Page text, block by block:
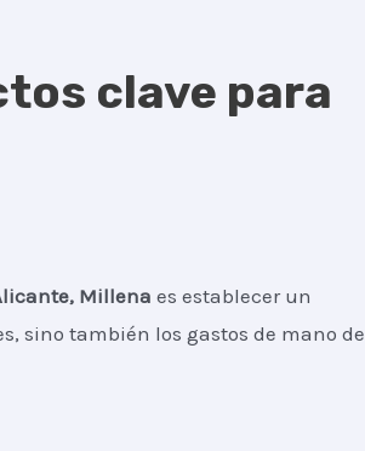
clave para
Millenaes establecer un
sino también los gastos de mano de